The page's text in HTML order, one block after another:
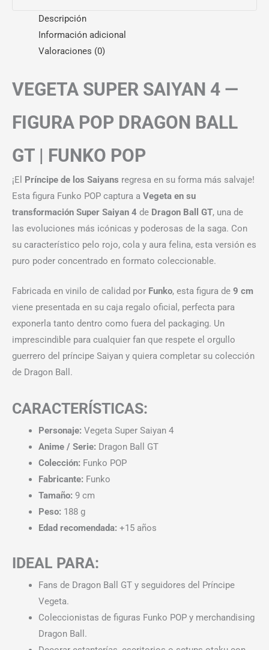
Descripción
Información adicional
Valoraciones (0)
VEGETA SUPER SAIYAN 4 —
FIGURA POP DRAGON BALL
GT | FUNKO POP
¡El Príncipe de los Saiyans regresa en su forma más salvaje!
Esta figura Funko POP captura a Vegeta en su
transformación Super Saiyan 4 de Dragon Ball GT, una de
las evoluciones más icónicas y poderosas de la saga. Con
su característico pelo rojo, cola y aura felina, esta versión es
puro poder concentrado en formato coleccionable.
Fabricada en vinilo de calidad por Funko, esta figura de 9 cm
viene presentada en su caja regalo oficial, perfecta para
exponerla tanto dentro como fuera del packaging. Un
imprescindible para cualquier fan que respete el orgullo
guerrero del príncipe Saiyan y quiera completar su colección
de Dragon Ball.
CARACTERÍSTICAS:
Personaje: Vegeta Super Saiyan 4
Anime / Serie: Dragon Ball GT
Colección: Funko POP
Fabricante: Funko
Tamaño: 9 cm
Peso: 188 g
Edad recomendada: +15 años
IDEAL PARA:
Fans de Dragon Ball GT y seguidores del Príncipe
Vegeta.
Coleccionistas de figuras Funko POP y merchandising
Dragon Ball.